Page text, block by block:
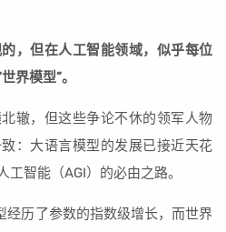
，但在人工智能领域，似乎每位
界模型”。
辙，但这些争论不休的领军人物
：大语言模型的发展已接近天花
智能（AGI）的必由之路。
经历了参数的指数级增长，而世界